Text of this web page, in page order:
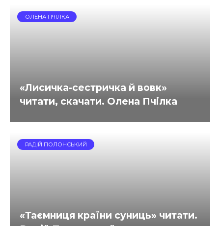
ОЛЕНА ПЧІЛКА
«Лисичка-сестричка й вовк»
читати, скачати. Олена Пчілка
РАДІЙ ПОЛОНСЬКИЙ
«Таємниця країни суниць» читати.